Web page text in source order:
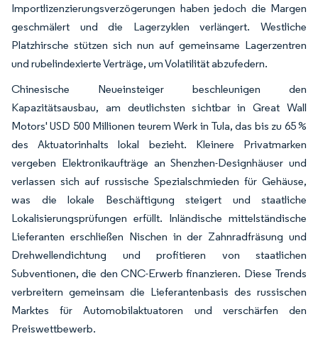
Importlizenzierungsverzögerungen haben jedoch die Margen
geschmälert und die Lagerzyklen verlängert. Westliche
Platzhirsche stützen sich nun auf gemeinsame Lagerzentren
und rubelindexierte Verträge, um Volatilität abzufedern.
Chinesische Neueinsteiger beschleunigen den
Kapazitätsausbau, am deutlichsten sichtbar in Great Wall
Motors' USD 500 Millionen teurem Werk in Tula, das bis zu 65 %
des Aktuatorinhalts lokal bezieht. Kleinere Privatmarken
vergeben Elektronikaufträge an Shenzhen-Designhäuser und
verlassen sich auf russische Spezialschmieden für Gehäuse,
was die lokale Beschäftigung steigert und staatliche
Lokalisierungsprüfungen erfüllt. Inländische mittelständische
Lieferanten erschließen Nischen in der Zahnradfräsung und
Drehwellendichtung und profitieren von staatlichen
Subventionen, die den CNC-Erwerb finanzieren. Diese Trends
verbreitern gemeinsam die Lieferantenbasis des russischen
Marktes für Automobilaktuatoren und verschärfen den
Preiswettbewerb.